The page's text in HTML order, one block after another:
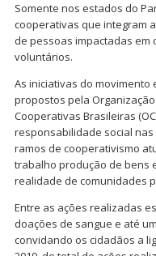
Somente nos estados do
cooperativas que integram
de pessoas impactadas em
voluntários.
As iniciativas do
propostos pela
Cooperativas Brasileiras
responsabilidade social
ramos de cooperativismo
trabalho produção de bens
realidade de comunidades
Entre as ações realizadas
doações de sangue e até
convidando os cidadãos a